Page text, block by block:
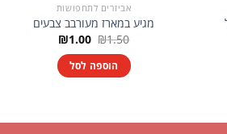
אביזרים לתחפושות
מגיע במארז מעורבב צבעים
₪1.50 המחיר
היה:
₪1.50.
₪1.00 המחיר
הוא:
₪1.00. הוספה לסל